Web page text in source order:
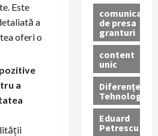
Este
a
oferi o
a
comunicate
de presa
granturi
content
unic
Diferențe
Tehnologice
Eduard
Petrescu